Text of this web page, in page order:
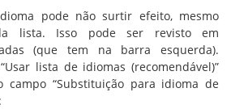
pode não surtir efeito, mesmo
lista. Isso pode ser revisto em
(que tem na barra esquerda).
lista de idiomas (recomendável)”
campo “Substituição para idioma de